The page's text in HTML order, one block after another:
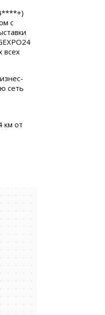
с
всех
сеть
км от